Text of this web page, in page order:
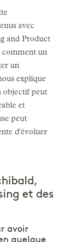
avec
and Product
comment un
un
explique
objectif peut
et
peut
d'évoluer
et des
avoir